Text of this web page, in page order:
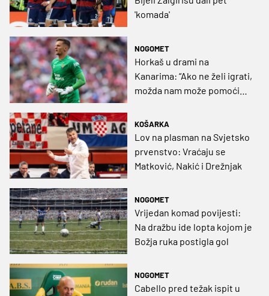
'komada'
NOGOMET
Horkaš u drami na
Kanarima: “Ako ne želi igrati,
možda nam može pomoći
postavljati mreže”
KOŠARKA
Lov na plasman na Svjetsko
prvenstvo: Vraćaju se
Matković, Nakić i Drežnjak
NOGOMET
Vrijedan komad povijesti:
Na dražbu ide lopta kojom je
Božja ruka postigla gol
NOGOMET
Cabello pred težak ispit u